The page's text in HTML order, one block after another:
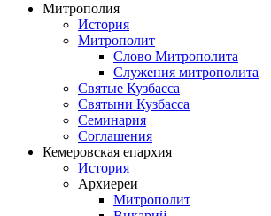
Митрополия
История
Митрополит
Слово Митрополита
Служения митрополита
Святые Кузбасса
Святыни Кузбасса
Семинария
Соглашения
Кемеровская епархия
История
Архиереи
Митрополит